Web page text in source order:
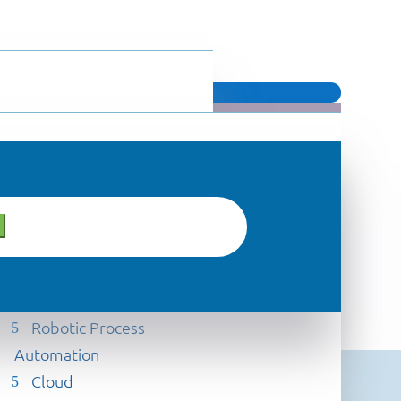
Partner
Robotic Process
Automation
Cloud